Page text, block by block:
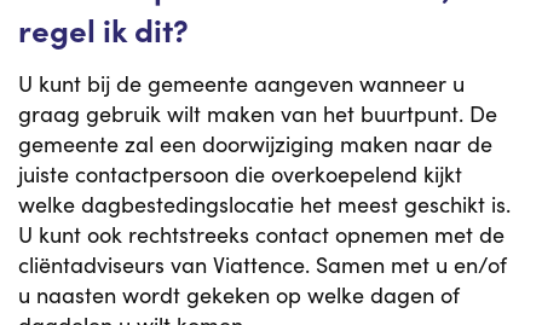
regel ik dit?
U kunt bij de gemeente aangeven wanneer u
graag gebruik wilt maken van het buurtpunt. De
gemeente zal een doorwijziging maken naar de
juiste contactpersoon die overkoepelend kijkt
welke dagbestedingslocatie het meest geschikt is.
U kunt ook rechtstreeks contact opnemen met de
cliëntadviseurs van Viattence. Samen met u en/of
u naasten wordt gekeken op welke dagen of